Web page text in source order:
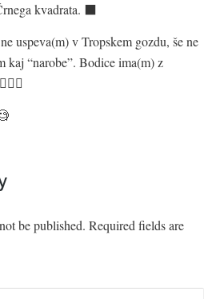
kvadrata. ⬛️
uspeva(m) v Tropskem gozdu, še ne
kaj “narobe”. Bodice ima(m) z
🤷🏻‍♀️
be published. Required fields are